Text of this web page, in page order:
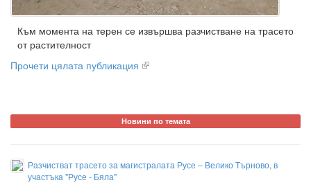
Към момента на терен се извършва разчистване на трасето
от растителност
Прочети цялата публикация
Новини по темата
Разчистват трасето за магистралата Русе – Велико Търново, в
участъка "Русе - Бяла"